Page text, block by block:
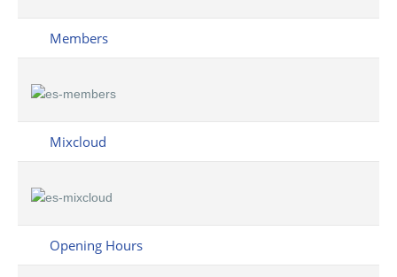
Members
Mixcloud
Opening Hours